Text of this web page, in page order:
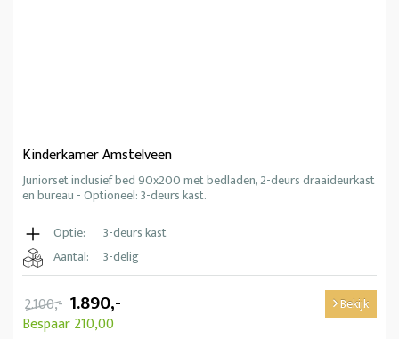
Kinderkamer Amstelveen
Juniorset inclusief bed 90x200 met bedladen, 2-deurs draaideurkast
en bureau - Optioneel: 3-deurs kast.
Optie:
3-deurs kast
Aantal:
3-delig
2.100,- 1.890,-
Bespaar 210,00
Bekijk